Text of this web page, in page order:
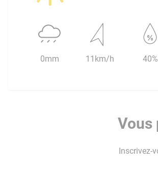
0mm 11km/h 40%
Vous
Inscrivez-